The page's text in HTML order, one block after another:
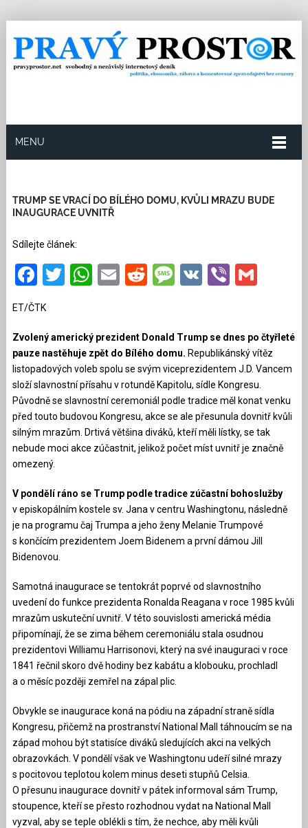
MENU
TRUMP SE VRACÍ DO BÍLÉHO DOMU, KVŮLI MRAZU BUDE
INAUGURACE UVNITŘ
Sdílejte článek:
Facebook
Twitter
WhatsApp
EmailRedditMessage
VKViber
ET/ČTK
Zvolený americký prezident Donald Trump se dnes po čtyřleté
pauze nastěhuje zpět do Bílého domu. Republikánský vítěz
listopadových voleb spolu se svým viceprezidentem J.D. Vancem
složí slavnostní přísahu v rotundě Kapitolu, sídle Kongresu.
Původně se slavnostní ceremoniál podle tradice měl konat venku
před touto budovou Kongresu, akce se ale přesunula dovnitř kvůli
silným mrazům. Drtivá většina diváků, kteří měli lístky, se tak
nebude moci akce zúčastnit, jelikož počet míst uvnitř je značně
omezený.
V pondělí ráno se Trump podle tradice zúčastní bohoslužby
v episkopálním kostele sv. Jana v centru Washingtonu, následně
je na programu čaj Trumpa a jeho ženy Melanie Trumpové
s končícím prezidentem Joem Bidenem a první dámou Jill
Bidenovou.
Samotná inaugurace se tentokrát poprvé od slavnostního
uvedení do funkce prezidenta Ronalda Reagana v roce 1985 kvůli
mrazům uskuteční uvnitř. V této souvislosti americká média
připomínají, že se zima během ceremoniálu stala osudnou
prezidentovi Williamu Harrisonovi, který na své inauguraci v roce
1841 řečnil skoro dvě hodiny bez kabátu a klobouku, prochladl
a o měsíc později zemřel na zápal plic.
Obvykle se inaugurace koná na pódiu na západní straně sídla
Kongresu, přičemž na prostranství National Mall táhnoucím se na
západ mohou být statisíce diváků sledujících akci na velkých
obrazovkách. V pondělí však ve Washingtonu udeří silné mrazy
s pocitovou teplotou kolem minus deseti stupňů Celsia.
O přesunu inaugurace dovnitř v pátek informoval sám Trump,
stoupence, kteří se přesto rozhodnou vydat na National Mall
vyzval, aby se teple oblékli s tím, že nechce, aby měli kvůli